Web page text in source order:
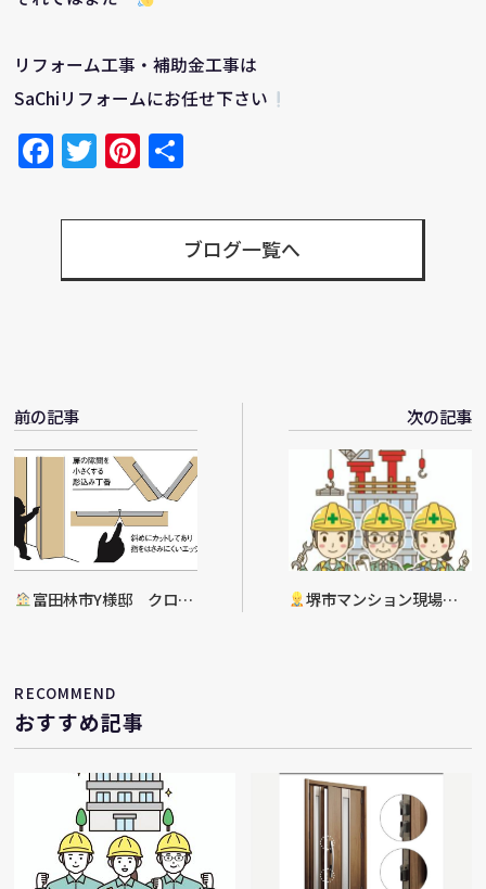
リフォーム工事・補助金工事は
SaChiリフォームにお任せ下さい
Facebook
TwitterPinterest
ブログ一覧へ
前の記事
富田林市Y様邸 クロー
次の記事
堺市マンション現場
RECOMMEND
おすすめ記事